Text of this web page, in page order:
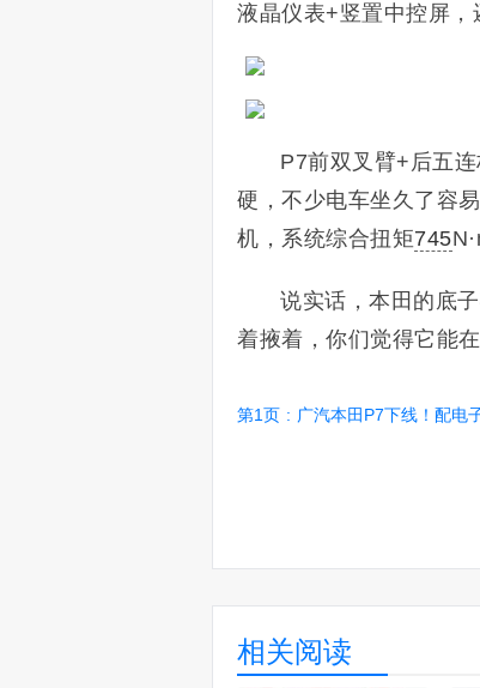
液晶仪表+竖置中控屏，
P7前双叉臂+后五
硬，不少电车坐久了容
机，系统综合扭矩745
说实话，本田的底
着掖着，你们觉得它能
第1页 : 广汽本田P7下线！配电子外
相关阅读